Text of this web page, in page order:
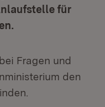
für
Fragen und
den